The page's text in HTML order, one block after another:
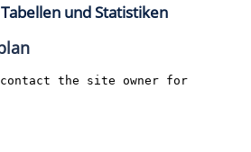
und Statistiken